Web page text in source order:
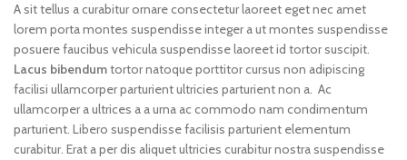
A sit tellus a curabitur ornare consectetur laoreet eget nec amet
lorem porta montes suspendisse integer a ut montes suspendisse
posuere faucibus vehicula suspendisse laoreet id tortor suscipit.
Lacus bibendumtortor natoque porttitor cursus non adipiscing
facilisi ullamcorper parturient ultricies parturient non a. Ac
ullamcorper a ultrices a a urna ac commodo nam condimentum
parturient. Libero suspendisse facilisis parturient elementum
curabitur. Erat a per dis aliquet ultricies curabitur nostra suspendisse